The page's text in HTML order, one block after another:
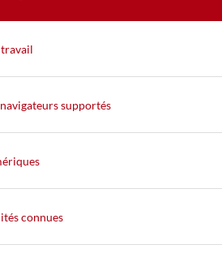
supportés
connues